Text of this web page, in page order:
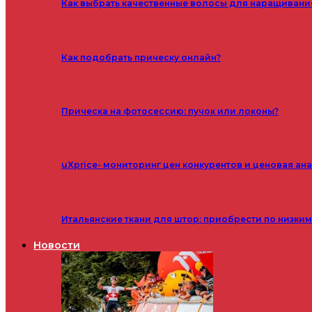
Как выбрать качественные волосы для
Как подобрать прическу онлайн?
Прическа на фотосессию: пучок или локоны?
uXprice- мониторинг цен конкурентов и ценовая
Итальянские ткани для штор: приобрести по
Новости